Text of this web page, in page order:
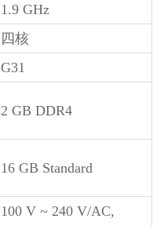
1.9 GHz
四核
G31
2 GB DDR4
16 GB Standard
100 V ~ 240 V/AC,